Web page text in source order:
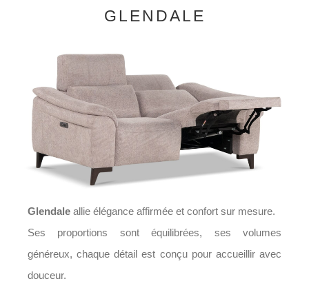
GLENDALE
Glendale allie élégance affirmée et confort sur mesure.
Ses proportions sont équilibrées, ses volumes
généreux, chaque détail est conçu pour accueillir avec
douceur.